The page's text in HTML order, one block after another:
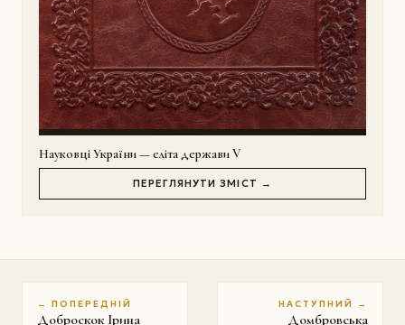
Науковці України — еліта держави V
ПЕРЕГЛЯНУТИ ЗМІСТ →
← ПОПЕРЕДНІЙ
Доброскок Ірина
НАСТУПНИЙ →
Домбровська